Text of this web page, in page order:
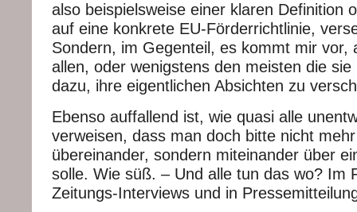
also beispielsweise einer klaren Definition
auf eine konkrete EU-Förderrichtlinie,
Sondern, im Gegenteil, es kommt mir vor,
allen, oder wenigstens den meisten die
dazu, ihre eigentlichen Absichten zu
Ebenso auffallend ist, wie quasi alle
verweisen, dass man doch bitte nicht
übereinander, sondern miteinander über
solle. Wie süß. – Und alle tun das wo? Im
Zeitungs-Interviews und in